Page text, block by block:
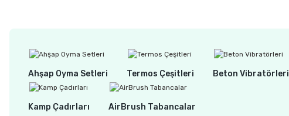
Ahşap Oyma Setleri Termos Çeşitleri Beton Vibratörleri
Kamp Çadırları AirBrush Tabancalar